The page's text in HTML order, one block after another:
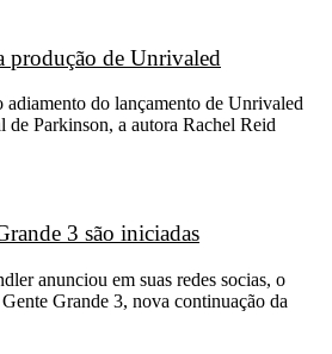
produção de Unrivaled
adiamento do lançamento de Unrivaled
de Parkinson, a autora Rachel Reid
3 são iniciadas
anunciou em suas redes socias, o
Grande 3, nova continuação da